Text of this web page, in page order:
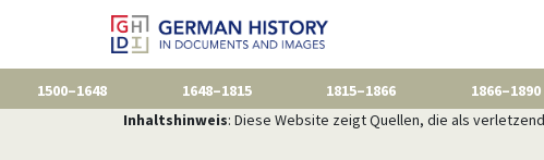
1500–1648 1648–1815 1815–1866 1866–1890
Inhaltshinweis: Diese Website zeigt Quellen, die als